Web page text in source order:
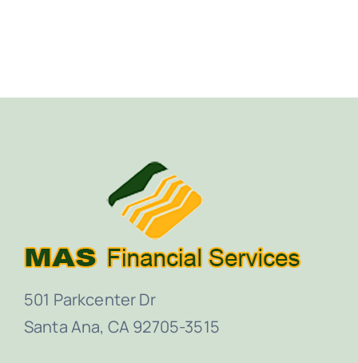
501 Parkcenter Dr
Santa Ana, CA 92705-3515